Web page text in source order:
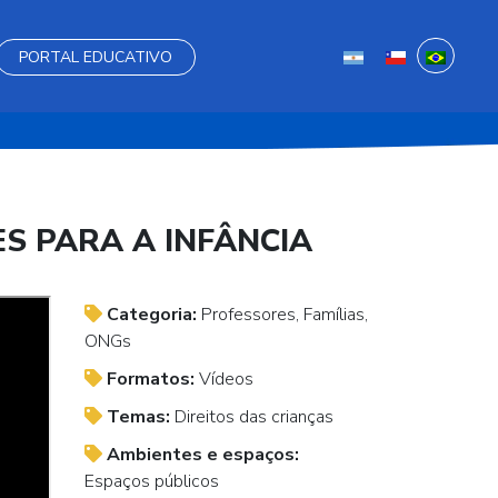
PORTAL EDUCATIVO
PARA A INFÂNCIA
Categoria: Professores, Famílias,
ONGs
Formatos: Vídeos
Temas: Direitos das crianças
Ambientes e espaços:
Espaços públicos